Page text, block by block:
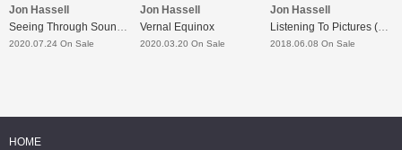
Jon Hassell
Seeing Through Sound (Pentimento Volume Two)
2020.07.24 On Sale
Jon Hassell
Vernal Equinox
2020.03.20 On Sale
Jon Hassell
Listening To Pictures (Pentimento Volume One)
2018.06.08 On Sale
HOME